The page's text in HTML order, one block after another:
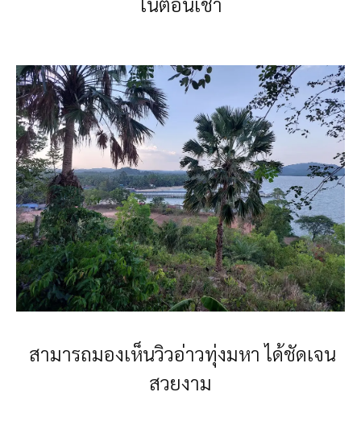
สามารถมองเห็นวิวอ่าวทุ่งมหา ได้ชัดเจน
สวยงาม